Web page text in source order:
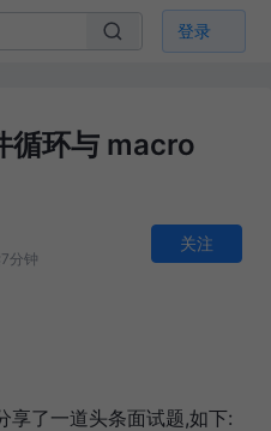
登录
循环与 macro
分钟
关注
享了一道头条面试题,如下: